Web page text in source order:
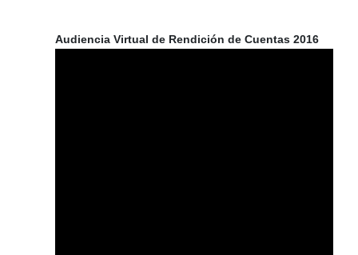
Audiencia Virtual de Rendición de Cuentas 2016